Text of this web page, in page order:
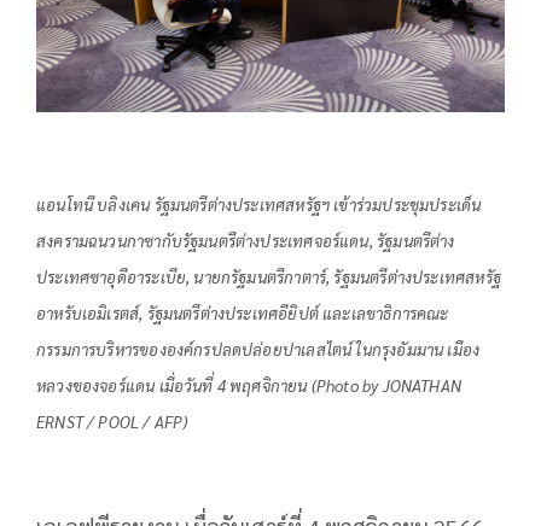
แอนโทนี บลิงเคน รัฐมนตรีต่างประเทศสหรัฐฯ เข้าร่วมประชุมประเด็น
สงครามฉนวนกาซากับรัฐมนตรีต่างประเทศจอร์แดน, รัฐมนตรีต่าง
ประเทศซาอุดีอาระเบีย, นายกรัฐมนตรีกาตาร์, รัฐมนตรีต่างประเทศสหรัฐ
อาหรับเอมิเรตส์, รัฐมนตรีต่างประเทศอียิปต์ และเลขาธิการคณะ
กรรมการบริหารขององค์กรปลดปล่อยปาเลสไตน์ ในกรุงอัมมาน เมือง
หลวงของจอร์แดน เมื่อวันที่ 4 พฤศจิกายน (Photo by JONATHAN
ERNST / POOL / AFP)